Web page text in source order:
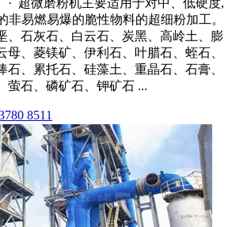
非易燃易爆的脆性物料的超细粉加工。
、石灰石、白云石、炭黑、高岭土、膨
母、菱镁矿、伊利石、叶腊石、蛭石、
石、累托石、硅藻土、重晶石、石膏、
萤石、磷矿石、钾矿石 ...
8511